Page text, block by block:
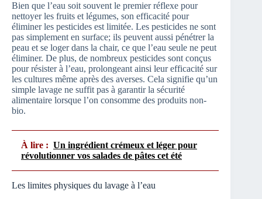
Bien que l’eau soit souvent le premier réflexe pour
nettoyer les fruits et légumes, son efficacité pour
éliminer les pesticides est limitée. Les pesticides ne sont
pas simplement en surface; ils peuvent aussi pénétrer la
peau et se loger dans la chair, ce que l’eau seule ne peut
éliminer. De plus, de nombreux pesticides sont conçus
pour résister à l’eau, prolongeant ainsi leur efficacité sur
les cultures même après des averses. Cela signifie qu’un
simple lavage ne suffit pas à garantir la sécurité
alimentaire lorsque l’on consomme des produits non-
bio.
À lire : Un ingrédient crémeux et léger pour
révolutionner vos salades de pâtes cet été
Les limites physiques du lavage à l’eau